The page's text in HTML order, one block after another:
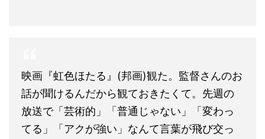
映画『虹色ほたる』(邦画)観た。監督さんのお
話が聞けるんだから観ておきたくて。先週の
放送で「芸術的」「普通じゃない」「変わっ
てる」「アクが強い」なんて言葉が飛び交っ